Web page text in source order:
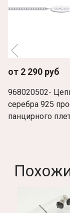
от 2 290 руб
968020502-
серебра 925
панцирного